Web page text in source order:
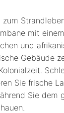
zum
mit
und
Gebäude
Sie frische
Sie dem